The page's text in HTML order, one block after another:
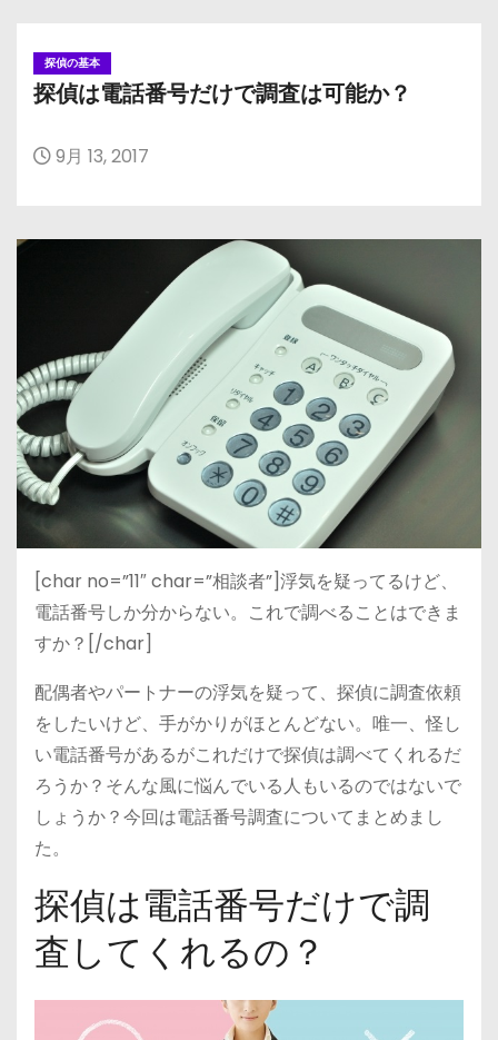
探偵の基本
探偵は電話番号だけで調査は可能か？
9月 13, 2017
[char no=”11″ char=”相談者”]浮気を疑ってるけど、
電話番号しか分からない。これで調べることはできま
すか？[/char]
配偶者やパートナーの浮気を疑って、探偵に調査依頼
をしたいけど、手がかりがほとんどない。唯一、怪し
い電話番号があるがこれだけで探偵は調べてくれるだ
ろうか？そんな風に悩んでいる人もいるのではないで
しょうか？今回は電話番号調査についてまとめまし
た。
探偵は電話番号だけで調
査してくれるの？